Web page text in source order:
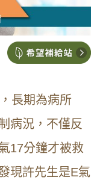
，長期為病所
病況，不僅反
17分鐘才被救
現許先生是E氣